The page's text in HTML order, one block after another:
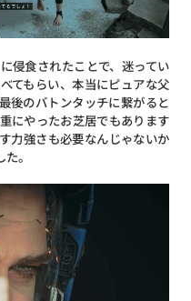
侵食されたことで、迷ってい
てもらい、本当にピュアな父
後のバトンタッチに繋がると
にやったお芝居でもあります
力強さも必要なんじゃないか
。